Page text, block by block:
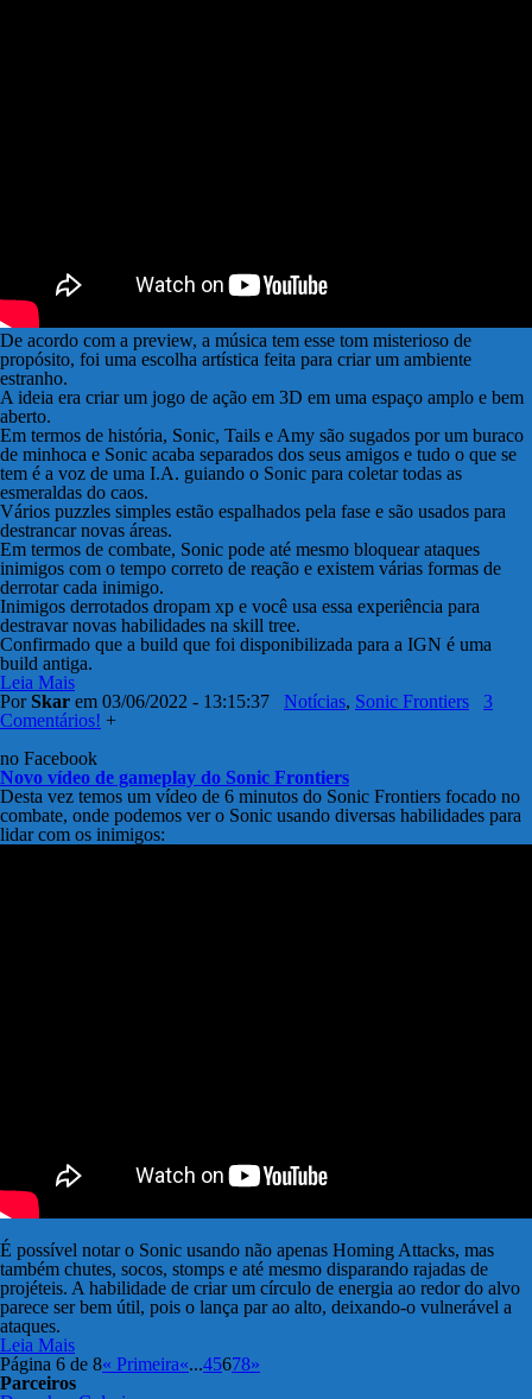
De acordo com a preview, a música tem esse tom misterioso de
propósito, foi uma escolha artística feita para criar um ambiente
estranho.
A ideia era criar um jogo de ação em 3D em uma espaço amplo e bem
aberto.
Em termos de história, Sonic, Tails e Amy são sugados por um buraco
de minhoca e Sonic acaba separados dos seus amigos e tudo o que se
tem é a voz de uma I.A. guiando o Sonic para coletar todas as
esmeraldas do caos.
Vários puzzles simples estão espalhados pela fase e são usados para
destrancar novas áreas.
Em termos de combate, Sonic pode até mesmo bloquear ataques
inimigos com o tempo correto de reação e existem várias formas de
derrotar cada inimigo.
Inimigos derrotados dropam xp e você usa essa experiência para
destravar novas habilidades na skill tree.
Confirmado que a build que foi disponibilizada para a IGN é uma
build antiga.
Leia Mais
PorSkar em 03/06/2022 - 13:15:37 Notícias, Sonic Frontiers
3
Comentários! +
no Facebook
Novo vídeo de gameplay do Sonic Frontiers
Desta vez temos um vídeo de 6 minutos do Sonic Frontiers focado no
combate, onde podemos ver o Sonic usando diversas habilidades para
lidar com os inimigos:
É possível notar o Sonic usando não apenas Homing Attacks, mas
também chutes, socos, stomps e até mesmo disparando rajadas de
projéteis. A habilidade de criar um círculo de energia ao redor do alvo
parece ser bem útil, pois o lança par ao alto, deixando-o vulnerável a
ataques.
Leia Mais
Página 6 de 8« Primeira«...45678»
Parceiros